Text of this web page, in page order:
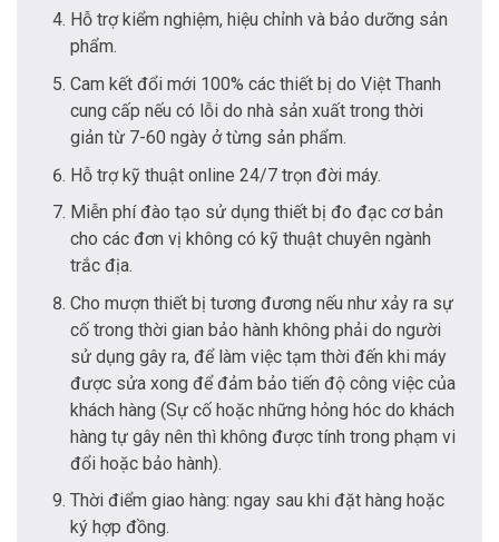
Hỗ trợ kiểm nghiệm, hiệu chỉnh và bảo dưỡng sản
phẩm.
Cam kết đổi mới 100% các thiết bị do Việt Thanh
cung cấp nếu có lỗi do nhà sản xuất trong thời
giản từ 7-60 ngày ở từng sản phẩm.
Hỗ trợ kỹ thuật online 24/7 trọn đời máy.
Miễn phí đào tạo sử dụng thiết bị đo đạc cơ bản
cho các đơn vị không có kỹ thuật chuyên ngành
trắc địa.
Cho mượn thiết bị tương đương nếu như xảy ra sự
cố trong thời gian bảo hành không phải do người
sử dụng gây ra, để làm việc tạm thời đến khi máy
được sửa xong để đảm bảo tiến độ công việc của
khách hàng (Sự cố hoặc những hỏng hóc do khách
hàng tự gây nên thì không được tính trong phạm vi
đổi hoặc bảo hành).
Thời điểm giao hàng: ngay sau khi đặt hàng hoặc
ký hợp đồng.